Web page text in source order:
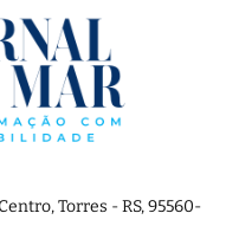
Torres - RS, 95560-